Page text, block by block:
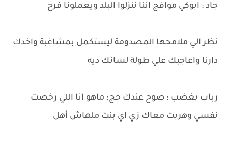
جاد : ابوكي موافج اننا ننزلوا البلد ويعملونا فرح
نظر الي ملامحها المصدومة ليستكمل بمشاغبة واخدك
دارنا واعاجبك علي طولة لسانك ديه
رباب بغضب : صوح عندك حج؛ ماهو انا اللي رخصت
نفسي وهربت معاك زي اي بنت ملهاش أهل